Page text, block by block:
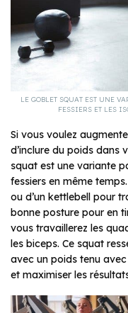
LE GOBLET SQUAT EST UNE
FESSIERS ET LES
Si vous voulez
d’inclure du poids dans
squat est une variante
fessiers en même
ou d’un kettlebell pour
bonne posture pour en
vous travaillerez les
les biceps. Ce squat
avec un poids tenu
et maximiser les